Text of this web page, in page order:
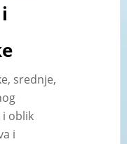
srednje,
i oblik
i